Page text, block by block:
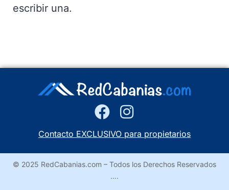
escribir una.
Contacto EXCLUSIVO para propietarios
© 2025 RedCabanias.com – Todos los Derechos Reservados
….